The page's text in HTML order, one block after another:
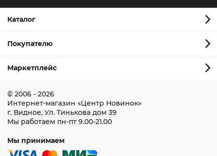
Каталог
Покупателю
Маркетплейс
© 2006 - 2026
Интернет-магазин «Центр Новинок»
г. Видное, Ул. Тинькова дом 39
Мы работаем пн-пт 9.00-21.00
Мы принимаем